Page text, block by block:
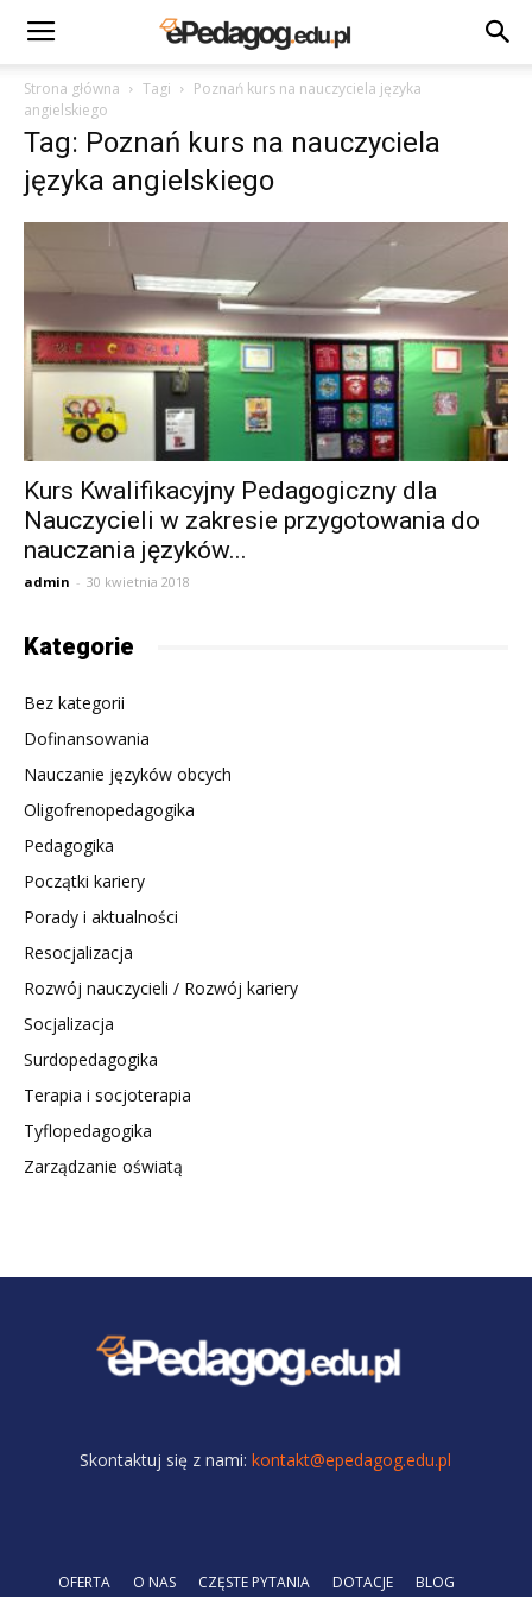
Strona główna Tagi
Poznań kurs na nauczyciela języka
angielskiego
Tag: Poznań kurs na nauczyciela
języka angielskiego
Kurs Kwalifikacyjny Pedagogiczny dla
Nauczycieli w zakresie przygotowania do
nauczania języków...
admin - 30 kwietnia 2018
Kategorie
Bez kategorii
Dofinansowania
Nauczanie języków obcych
Oligofrenopedagogika
Pedagogika
Początki kariery
Porady i aktualności
Resocjalizacja
Rozwój nauczycieli / Rozwój kariery
Socjalizacja
Surdopedagogika
Terapia i socjoterapia
Tyflopedagogika
Zarządzanie oświatą
Skontaktuj się z nami:kontakt@epedagog.edu.pl
OFERTA O NAS CZĘSTE PYTANIA DOTACJE
BLOG